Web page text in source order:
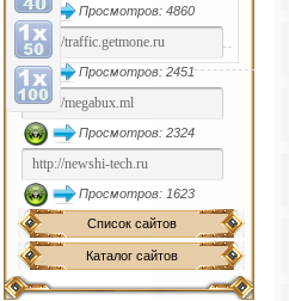
Просмотров: 4860
Просмотров: 2451
Просмотров: 2324
Просмотров: 1623
Список сайтов
Каталог сайтов